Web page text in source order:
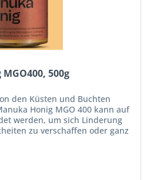
500g
den Küsten und Buchten
Honig MGO 400 kann auf
werden, um sich Linderung
zu verschaffen oder ganz